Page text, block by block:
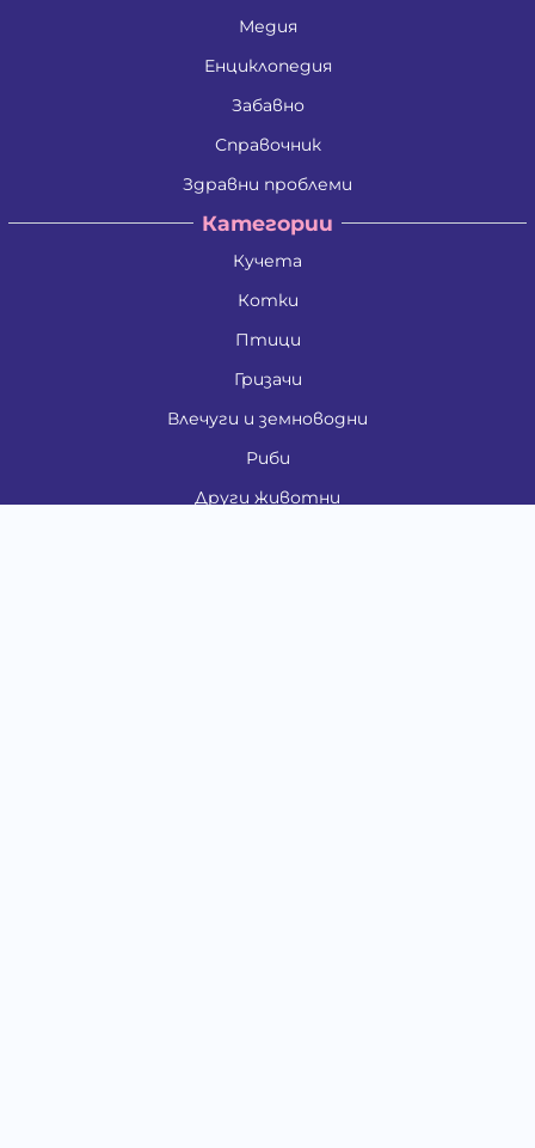
Медия
Енциклопедия
Забавно
Справочник
Здравни проблеми
Категории
Кучета
Котки
Птици
Гризачи
Влечуги и земноводни
Риби
Други животни